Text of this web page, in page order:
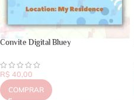
Convite Digital Bluey
R$ 40,00
COMPRAR